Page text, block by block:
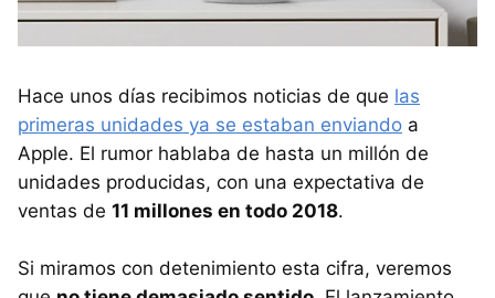
Hace unos días recibimos noticias de que las
primeras unidades ya se estaban enviando a
Apple. El rumor hablaba de hasta un millón de
unidades producidas, con una expectativa de
ventas de 11 millones en todo 2018.
Si miramos con detenimiento esta cifra, veremos